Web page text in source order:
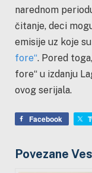
narednom
čitanje, deci
emisije uz koje
fore“. Pored
fore“ u izdanju
ovog serijala.
Facebook
Povezane